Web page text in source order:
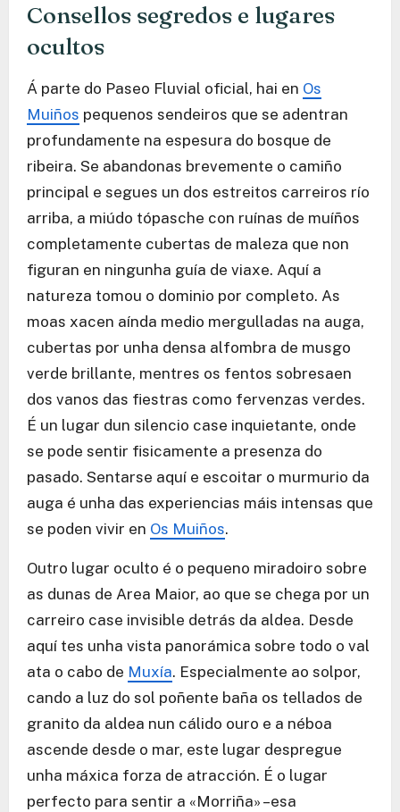
Consellos segredos e lugares
ocultos
Á parte do Paseo Fluvial oficial, hai en Os
Muiños pequenos sendeiros que se adentran
profundamente na espesura do bosque de
ribeira. Se abandonas brevemente o camiño
principal e segues un dos estreitos carreiros río
arriba, a miúdo tópasche con ruínas de muíños
completamente cubertas de maleza que non
figuran en ningunha guía de viaxe. Aquí a
natureza tomou o dominio por completo. As
moas xacen aínda medio mergulladas na auga,
cubertas por unha densa alfombra de musgo
verde brillante, mentres os fentos sobresaen
dos vanos das fiestras como fervenzas verdes.
É un lugar dun silencio case inquietante, onde
se pode sentir fisicamente a presenza do
pasado. Sentarse aquí e escoitar o murmurio da
auga é unha das experiencias máis intensas que
se poden vivir en Os Muiños.
Outro lugar oculto é o pequeno miradoiro sobre
as dunas de Area Maior, ao que se chega por un
carreiro case invisible detrás da aldea. Desde
aquí tes unha vista panorámica sobre todo o val
ata o cabo de Muxía. Especialmente ao solpor,
cando a luz do sol poñente baña os tellados de
granito da aldea nun cálido ouro e a néboa
ascende desde o mar, este lugar despregue
unha máxica forza de atracción. É o lugar
perfecto para sentir a «Morriña» –esa